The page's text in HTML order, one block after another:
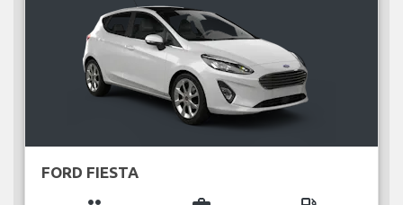
FORD FIESTA